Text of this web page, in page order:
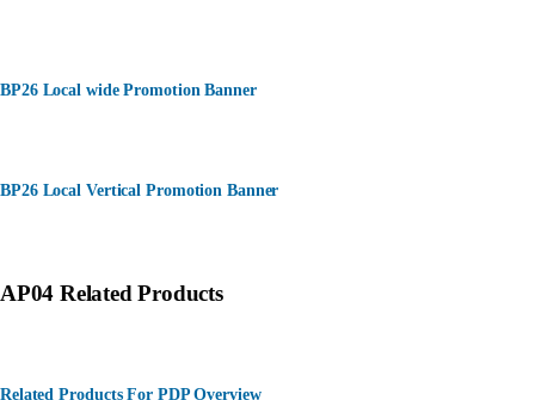
BP26 Local wide Promotion Banner
BP26 Local Vertical Promotion Banner
AP04 Related Products
Related Products For PDP Overview